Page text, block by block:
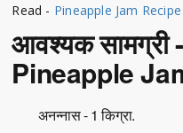
Read - Pineapple Jam
आवश्यक
Pineapple
अनन्नास - 1 किग्रा.